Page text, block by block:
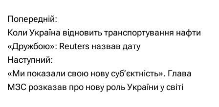
Н
а
в
і
Попередній:
Коли Україна відновить транспортування нафти
«Дружбою»: Reuters назвав дату
Наступний:
«Ми показали свою нову суб’єктність». Глава
МЗС розказав про нову роль України у світі